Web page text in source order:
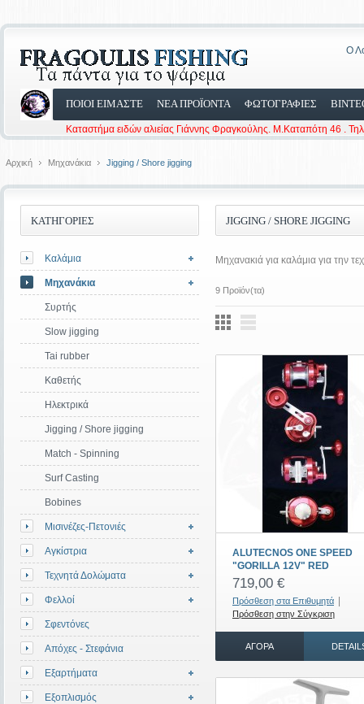
Ο
ΠΟΙΟΙ ΕΙΜΑΣΤΕ ΝΕΑ ΠΡΟΪΟΝΤΑ ΦΩΤΟΓΡΑΦΙΕΣ
Καταστήμα ειδών αλιείας Γιάννης Φραγκούλης. Μ.Καταπότη 46 .
Αρχική Μηχανάκια Jigging / Shore jigging
JIGGING / SHORE JIGGING
Μηχανακιά για καλάμια για την
9 Προϊόν(τα)
ALUTECNOS ONE SPEED
"GORILLA 12V" RED
719,00 €
Πρόσθεση στα Επιθυμητά
Πρόσθεση στην Σύγκριση
ΑΓΟΡΆ
ΚΑΤΗΓΟΡΙΕΣ
Καλάμια
Μηχανάκια
Συρτής
Slow jigging
Tai rubber
Καθετής
Ηλεκτρικά
Jigging / Shore jigging
Match - Spinning
Surf Casting
Bobines
Μισινέζες-Πετονιές
Αγκίστρια
Τεχνητά Δολώματα
Φελλοί
Σφεντόνες
Απόχες - Στεφάνια
Εξαρτήματα
Εξοπλισμός